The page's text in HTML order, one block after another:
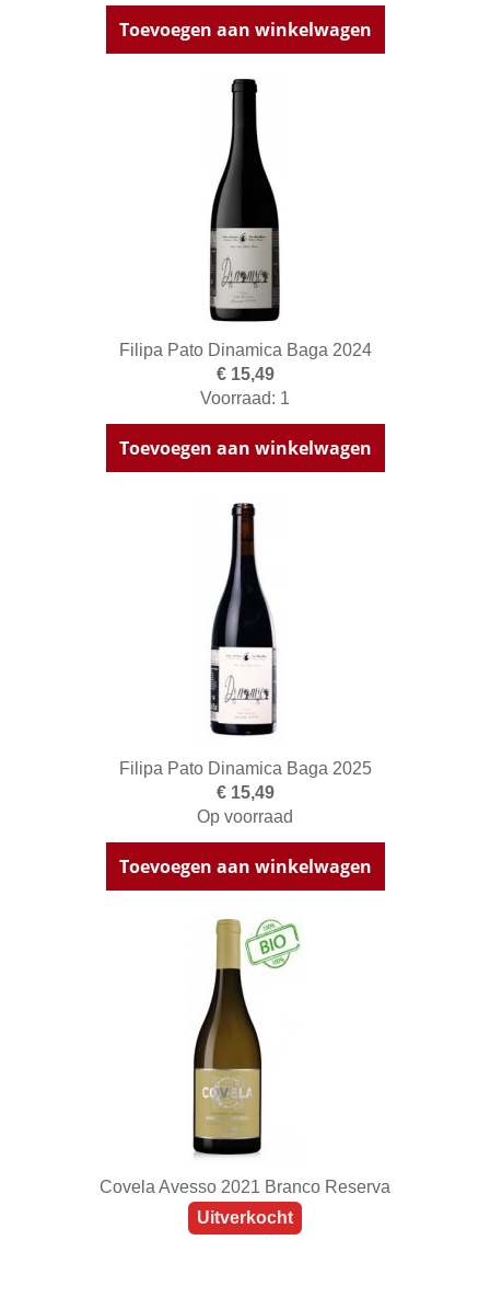
Toevoegen aan winkelwagen
Filipa Pato Dinamica Baga 2024
€ 15,49
Voorraad: 1
Toevoegen aan winkelwagen
Filipa Pato Dinamica Baga 2025
€ 15,49
Op voorraad
Toevoegen aan winkelwagen
Covela Avesso 2021 Branco Reserva
Uitverkocht